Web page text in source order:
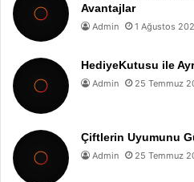
Avantajlar
Admin 1 Ağustos
HediyeKutusu ile
Admin 25 Temmuz
Çiftlerin Uyumunu
Admin 25 Temmuz